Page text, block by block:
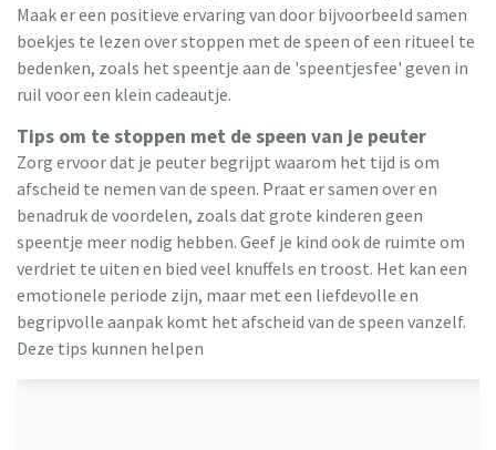
Maak er een positieve ervaring van door bijvoorbeeld samen
boekjes te lezen over stoppen met de speen of een ritueel te
bedenken, zoals het speentje aan de 'speentjesfee' geven in
ruil voor een klein cadeautje.
Tips om te stoppen met de speen van je peuter
Zorg ervoor dat je peuter begrijpt waarom het tijd is om
afscheid te nemen van de speen. Praat er samen over en
benadruk de voordelen, zoals dat grote kinderen geen
speentje meer nodig hebben. Geef je kind ook de ruimte om
verdriet te uiten en bied veel knuffels en troost. Het kan een
emotionele periode zijn, maar met een liefdevolle en
begripvolle aanpak komt het afscheid van de speen vanzelf.
Deze tips kunnen helpen